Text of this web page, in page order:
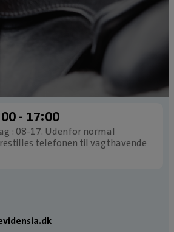
­- 17:00
: 08-17. Udenfor normal
telefonen til vagthavende